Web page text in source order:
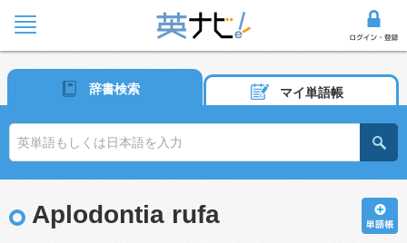
辞書検索 マイ単語帳
Aplodontia rufa